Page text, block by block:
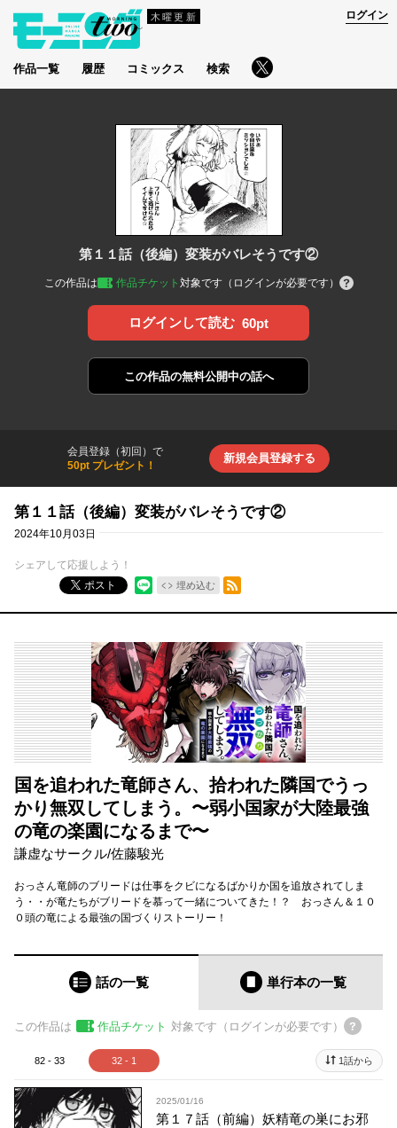
木曜更新
作品一覧 履歴 コミックス 検索
ログイン
第１１話（後編）変装がバレそうです②
この作品は 作品チケット 対象です（ログインが必要です）
ログインして読む 60pt
この作品の無料公開中の話へ
会員登録（初回）で
50pt プレゼント！
新規会員登録する
第１１話（後編）変装がバレそうです②
2024年10月03日
シェアして応援しよう！
ポスト
埋め込む
RSSフィード
国を追われた竜師さん、拾われた隣国でうっ
かり無双してしまう。〜弱小国家が大陸最強
の竜の楽園になるまで〜
謙虚なサークル/佐藤駿光
おっさん竜師のブリードは仕事をクビになるばかりか国を追放されてしま
う・・が竜たちがブリードを慕って一緒についてきた！？ おっさん＆１０
０頭の竜による最強の国づくりストーリー！
話の一覧 単行本の一覧
この作品は 作品チケット 対象です（ログインが必要です）
82 - 33 32 - 1 1話から
2025/01/16
第１７話（前編）妖精竜の巣にお邪